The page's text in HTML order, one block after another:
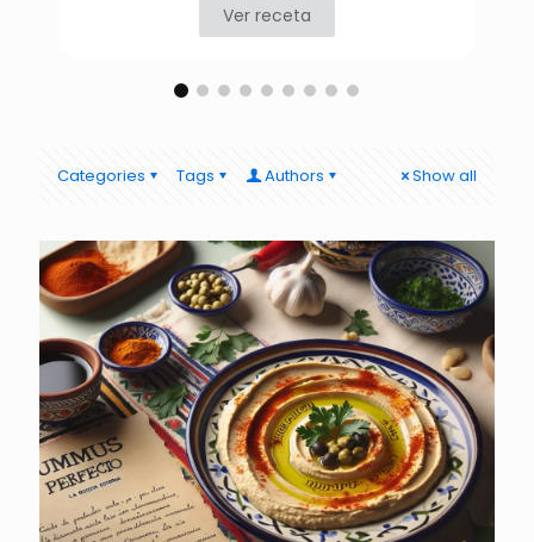
Ver receta
Categories Tags Authors Show all